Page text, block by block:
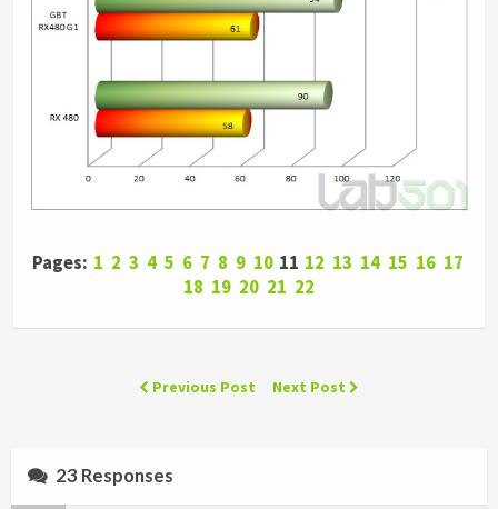
Pages: 1 2 3 4 5 6 7 8 9 10 11 12 13 14 15 16 17
18 19 20 21 22
Previous Post Next Post
23 Responses